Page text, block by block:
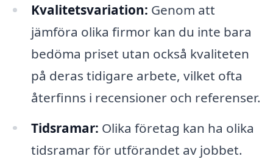
Kvalitetsvariation: Genom att
jämföra olika firmor kan du inte bara
bedöma priset utan också kvaliteten
på deras tidigare arbete, vilket ofta
återfinns i recensioner och referenser.
Tidsramar: Olika företag kan ha olika
tidsramar för utförandet av jobbet.